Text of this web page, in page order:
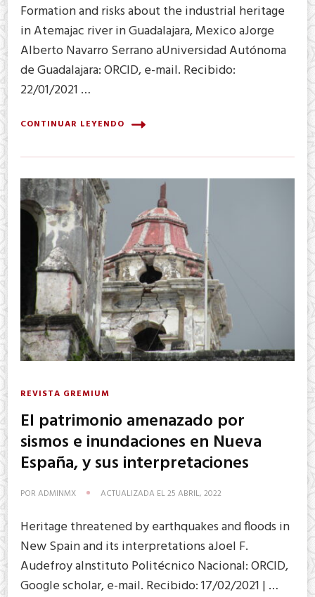
Formation and risks about the industrial heritage
in Atemajac river in Guadalajara, Mexico aJorge
Alberto Navarro Serrano aUniversidad Autónoma
de Guadalajara: ORCID, e-mail. Recibido:
22/01/2021 …
CONTINUAR LEYENDO
REVISTA GREMIUM
El patrimonio amenazado por
sismos e inundaciones en Nueva
España, y sus interpretaciones
POR ADMINMX ACTUALIZADA EL25 ABRIL, 2022
Heritage threatened by earthquakes and floods in
New Spain and its interpretations aJoel F.
Audefroy aInstituto Politécnico Nacional: ORCID,
Google scholar, e-mail. Recibido: 17/02/2021 | …